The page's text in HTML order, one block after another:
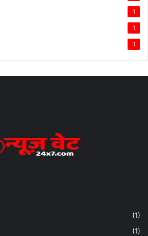
1
1
1
(1)
(1)